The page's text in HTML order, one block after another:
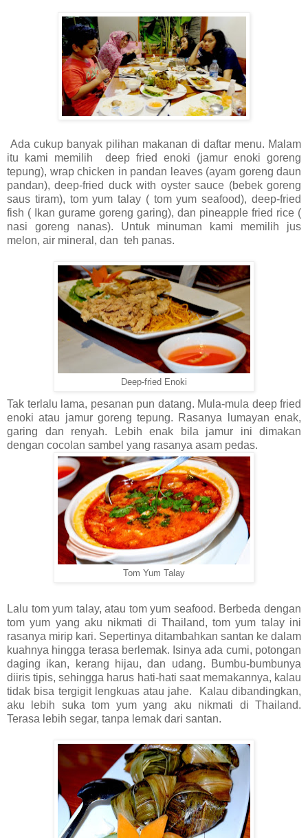
Ada cukup banyak pilihan makanan di daftar menu. Malam
itu kami memilih deep fried enoki (jamur enoki goreng
tepung), wrap chicken in pandan leaves (ayam goreng daun
pandan), deep-fried duck with oyster sauce (bebek goreng
saus tiram), tom yum talay ( tom yum seafood), deep-fried
fish ( Ikan gurame goreng garing), dan pineapple fried rice (
nasi goreng nanas). Untuk minuman kami memilih jus
melon, air mineral, dan teh panas.
Deep-fried Enoki
Tak terlalu lama, pesanan pun datang. Mula-mula deep fried
enoki atau jamur goreng tepung. Rasanya lumayan enak,
garing dan renyah. Lebih enak bila jamur ini dimakan
dengan cocolan sambel yang rasanya asam pedas.
Tom Yum Talay
Lalu tom yum talay, atau tom yum seafood. Berbeda dengan
tom yum yang aku nikmati di Thailand, tom yum talay ini
rasanya mirip kari. Sepertinya ditambahkan santan ke dalam
kuahnya hingga terasa berlemak. Isinya ada cumi, potongan
daging ikan, kerang hijau, dan udang. Bumbu-bumbunya
diiris tipis, sehingga harus hati-hati saat memakannya, kalau
tidak bisa tergigit lengkuas atau jahe. Kalau dibandingkan,
aku lebih suka tom yum yang aku nikmati di Thailand.
Terasa lebih segar, tanpa lemak dari santan.